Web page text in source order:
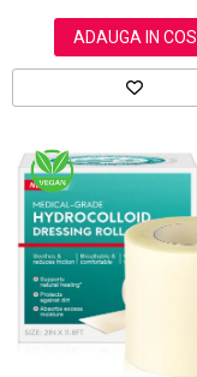
ADAUGA IN COS